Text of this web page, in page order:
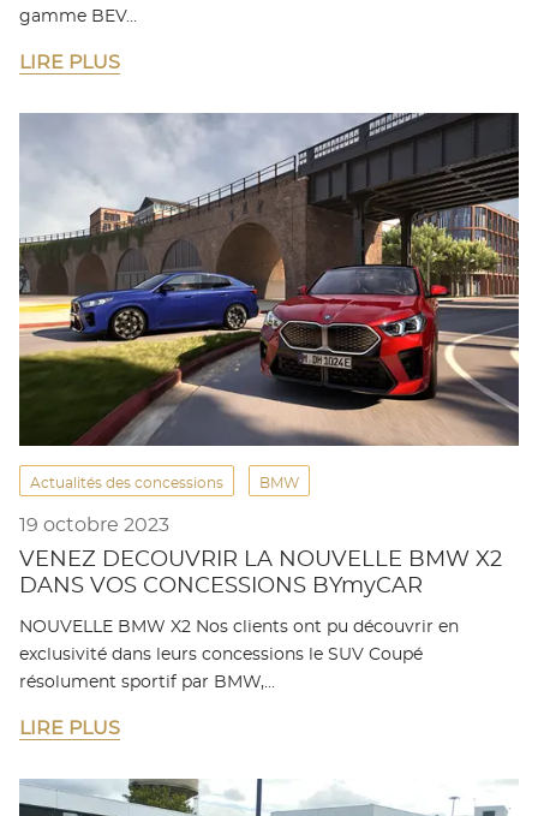
gamme BEV…
LIRE PLUS
Actualités des concessions BMW
19 octobre 2023
VENEZ DECOUVRIR LA NOUVELLE BMW X2
DANS VOS CONCESSIONS BYmyCAR
NOUVELLE BMW X2 Nos clients ont pu découvrir en
exclusivité dans leurs concessions le SUV Coupé
résolument sportif par BMW,…
LIRE PLUS